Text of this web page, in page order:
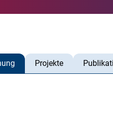
Projekte